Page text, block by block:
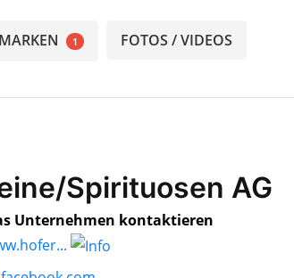
MARKEN 1 FOTOS / VIDEOS
Spirituosen AG
Unternehmen kontaktieren